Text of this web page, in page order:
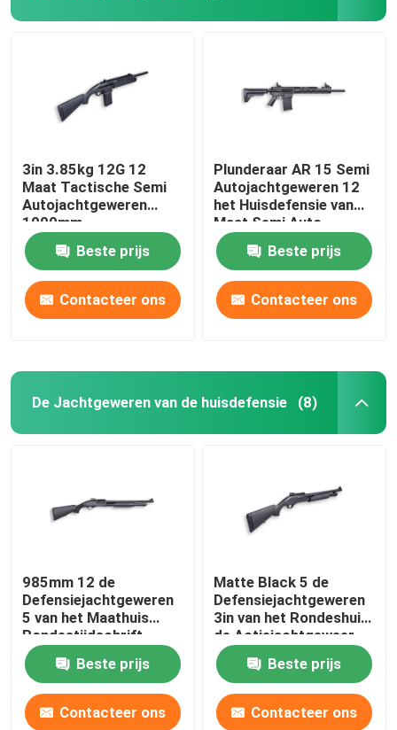
3in 3.85kg 12G 12
Maat Tactische Semi
Autojachtgeweren
1000mm
Beste prijs
Contacteer ons
Plunderaar AR 15 Semi
Autojachtgeweren 12
het Huisdefensie van
Maat Semi Auto
Tactische
Jachtgeweren
Beste prijs
Contacteer ons
De Jachtgeweren van de huisdefensie (8)
985mm 12 de
Defensiejachtgeweren
5 van het Maathuis
Rondestijdschrift
Beste prijs
Contacteer ons
Matte Black 5 de
Defensiejachtgeweren
3in van het Rondeshuis
de Actiejachtgeweer
van de Kamerpomp
Beste prijs
Contacteer ons